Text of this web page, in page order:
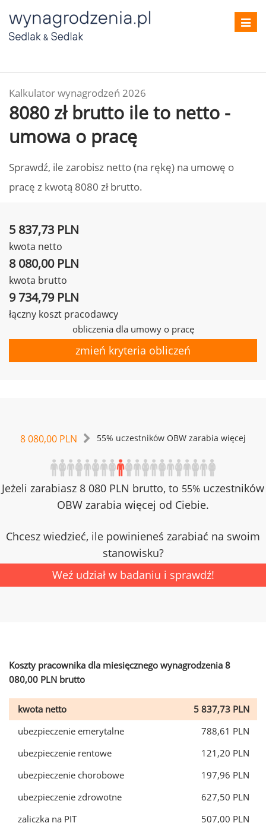
Kalkulator wynagrodzeń 2026
8080 zł brutto ile to netto -
umowa o pracę
Sprawdź, ile zarobisz netto (na rękę) na umowę o
pracę z kwotą 8080 zł brutto.
5 837,73 PLN
kwota netto
8 080,00 PLN
kwota brutto
9 734,79 PLN
łączny koszt pracodawcy
obliczenia dla umowy o pracę
zmień kryteria obliczeń
8 080,00 PLN 55% uczestników OBW zarabia więcej
Jeżeli zarabiasz 8 080 PLN brutto, to 55% uczestników
OBW zarabia więcej od Ciebie.
Chcesz wiedzieć, ile powinieneś zarabiać na swoim
stanowisku?
Weź udział w badaniu i sprawdź!
Koszty pracownika dla miesięcznego wynagrodzenia 8
080,00 PLN brutto
kwota netto
5 837,73 PLN
ubezpieczenie emerytalne
788,61 PLN
ubezpieczenie rentowe
121,20 PLN
ubezpieczenie chorobowe
197,96 PLN
ubezpieczenie zdrowotne
627,50 PLN
zaliczka na PIT
507,00 PLN